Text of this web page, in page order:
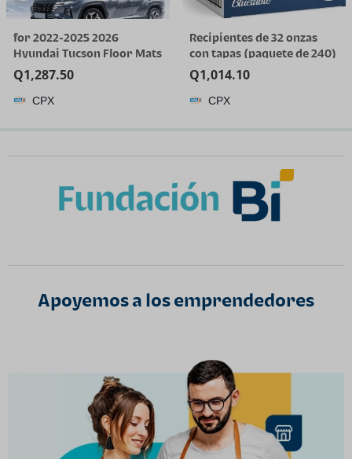
for 2022-2025 2026
Hyundai Tucson Floor Mats
(Gas Models Only) | All-
Weather TPE Car Mats &
Cargo Liner, Custom Fit for
Q1,287.50
CPX
Recipientes de 32 onzas
con tapas (paquete de 240)
a granel – Recipiente de
plástico de cuarto de galón
con tapa, desechable, 32
Q1,014.10
CPX
Apoyemos a los emprendedores​